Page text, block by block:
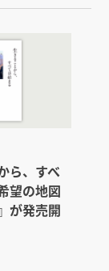
ら、すべ
望の地図
が発売開